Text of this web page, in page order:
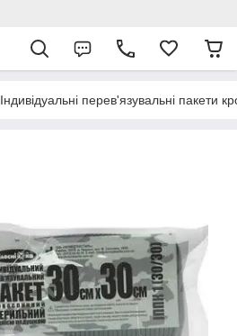
Індивідуальні перев'язувальні пакети